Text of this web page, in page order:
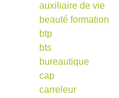
auxiliaire de vie
beauté formation
btp
bts
bureautique
cap
carreleur